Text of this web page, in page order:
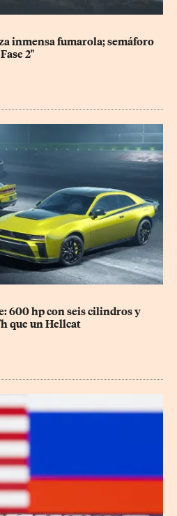
inmensa fumarola; semáforo
2"
600 hp con seis cilindros y
que un Hellcat